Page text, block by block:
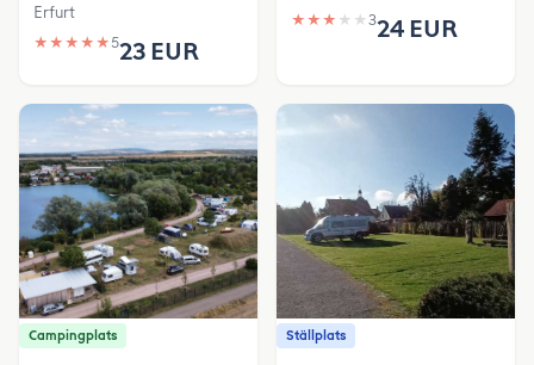
Erfurt
★ ★ ★ ★ ★523 EUR
★ ★ ★ ★ ★ 324 EUR
Campingplats Ställplats